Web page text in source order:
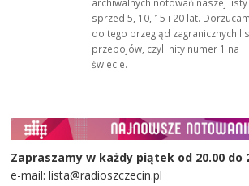
archiwalnych notowań naszej listy
sprzed 5, 10, 15 i 20 lat.
do tego przegląd zagranicznych
przebojów, czyli hity numer 1 na
świecie.
Zapraszamy w każdy piątek od 20.00 do
e-mail: lista@radioszczecin.pl